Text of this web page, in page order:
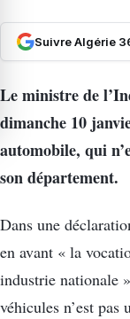
Suivre Algérie
Le ministre de
dimanche 10
automobile, qui
son département.
Dans une
en avant « la
industrie nationale
véhicules n’est pas